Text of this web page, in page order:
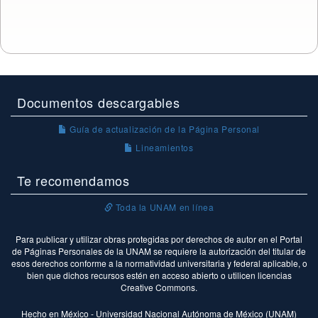
Documentos descargables
Guía de actualización de la Página Personal
Lineamientos
Te recomendamos
Toda la UNAM en línea
Para publicar y utilizar obras protegidas por derechos de autor en el Portal
de Páginas Personales de la UNAM se requiere la autorización del titular de
esos derechos conforme a la normatividad universitaria y federal aplicable, o
bien que dichos recursos estén en acceso abierto o utilicen licencias
Creative Commons.
Hecho en México - Universidad Nacional Autónoma de México (UNAM)